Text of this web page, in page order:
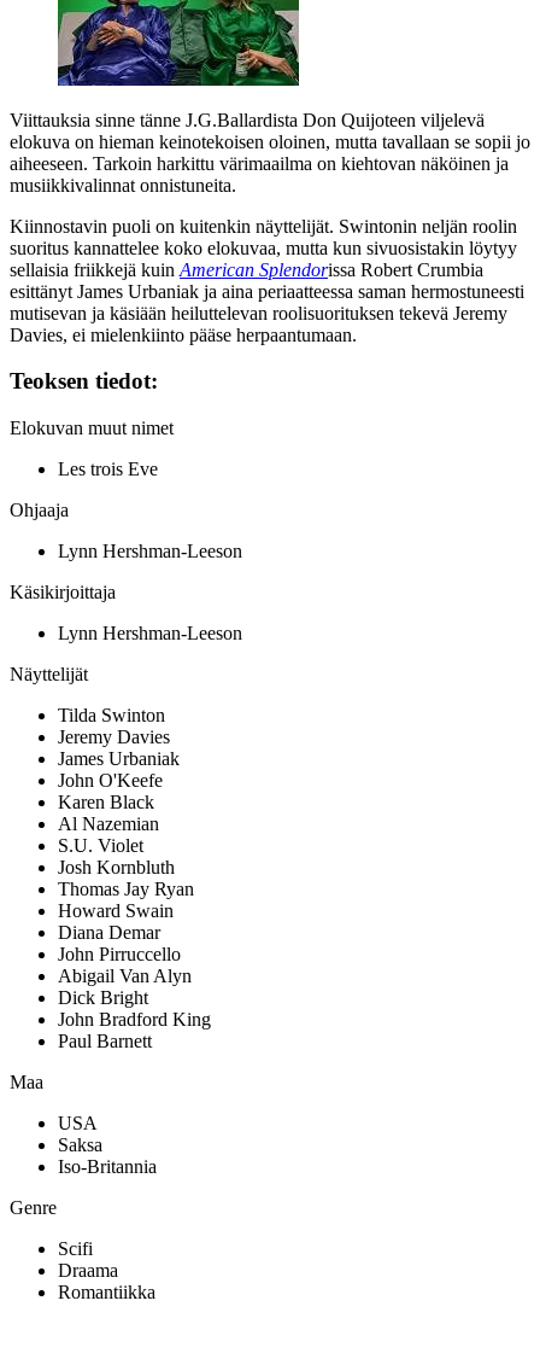
Viittauksia sinne tänne J.G.Ballardista Don Quijoteen viljelevä
elokuva on hieman keinotekoisen oloinen, mutta tavallaan se sopii jo
aiheeseen. Tarkoin harkittu värimaailma on kiehtovan näköinen ja
musiikkivalinnat onnistuneita.
Kiinnostavin puoli on kuitenkin näyttelijät. Swintonin neljän roolin
suoritus kannattelee koko elokuvaa, mutta kun sivuosistakin löytyy
sellaisia friikkejä kuin American Splendorissa Robert Crumbia
esittänyt James Urbaniak ja aina periaatteessa saman hermostuneesti
mutisevan ja käsiään heiluttelevan roolisuorituksen tekevä Jeremy
Davies, ei mielenkiinto pääse herpaantumaan.
Teoksen tiedot:
Elokuvan muut nimet
Les trois Eve
Ohjaaja
Lynn Hershman-Leeson
Käsikirjoittaja
Lynn Hershman-Leeson
Näyttelijät
Tilda Swinton
Jeremy Davies
James Urbaniak
John O'Keefe
Karen Black
Al Nazemian
S.U. Violet
Josh Kornbluth
Thomas Jay Ryan
Howard Swain
Diana Demar
John Pirruccello
Abigail Van Alyn
Dick Bright
John Bradford King
Paul Barnett
Maa
USA
Saksa
Iso-Britannia
Genre
Scifi
Draama
Romantiikka